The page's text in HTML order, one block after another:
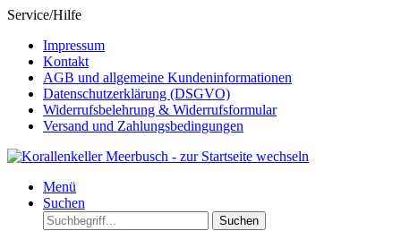
Service/Hilfe
Impressum
Kontakt
AGB und allgemeine Kundeninformationen
Datenschutzerklärung (DSGVO)
Widerrufsbelehrung & Widerrufsformular
Versand und Zahlungsbedingungen
Menü
Suchen
Suchen